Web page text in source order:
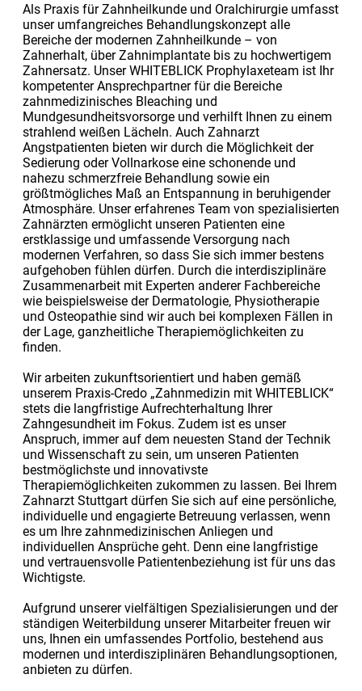
Als Praxis für Zahnheilkunde und Oralchirurgie umfasst
unser umfangreiches Behandlungskonzept alle
Bereiche der modernen Zahnheilkunde – von
Zahnerhalt, über Zahnimplantate bis zu hochwertigem
Zahnersatz. Unser WHITEBLICK Prophylaxeteam ist Ihr
kompetenter Ansprechpartner für die Bereiche
zahnmedizinisches Bleaching und
Mundgesundheitsvorsorge und verhilft Ihnen zu einem
strahlend weißen Lächeln. Auch Zahnarzt
Angstpatienten bieten wir durch die Möglichkeit der
Sedierung oder Vollnarkose eine schonende und
nahezu schmerzfreie Behandlung sowie ein
größtmögliches Maß an Entspannung in beruhigender
Atmosphäre. Unser erfahrenes Team von spezialisierten
Zahnärzten ermöglicht unseren Patienten eine
erstklassige und umfassende Versorgung nach
modernen Verfahren, so dass Sie sich immer bestens
aufgehoben fühlen dürfen. Durch die interdisziplinäre
Zusammenarbeit mit Experten anderer Fachbereiche
wie beispielsweise der Dermatologie, Physiotherapie
und Osteopathie sind wir auch bei komplexen Fällen in
der Lage, ganzheitliche Therapiemöglichkeiten zu
finden.
Wir arbeiten zukunftsorientiert und haben gemäß
unserem Praxis-Credo „Zahnmedizin mit WHITEBLICK“
stets die langfristige Aufrechterhaltung Ihrer
Zahngesundheit im Fokus. Zudem ist es unser
Anspruch, immer auf dem neuesten Stand der Technik
und Wissenschaft zu sein, um unseren Patienten
bestmöglichste und innovativste
Therapiemöglichkeiten zukommen zu lassen. Bei Ihrem
Zahnarzt Stuttgart dürfen Sie sich auf eine persönliche,
individuelle und engagierte Betreuung verlassen, wenn
es um Ihre zahnmedizinischen Anliegen und
individuellen Ansprüche geht. Denn eine langfristige
und vertrauensvolle Patientenbeziehung ist für uns das
Wichtigste.
Aufgrund unserer vielfältigen Spezialisierungen und der
ständigen Weiterbildung unserer Mitarbeiter freuen wir
uns, Ihnen ein umfassendes Portfolio, bestehend aus
modernen und interdisziplinären Behandlungsoptionen,
anbieten zu dürfen.